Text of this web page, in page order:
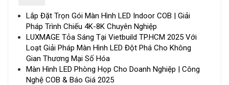
Lắp Đặt Trọn Gói Màn Hình LED Indoor COB | Giải
Pháp Trình Chiếu 4K-8K Chuyên Nghiệp
LUXMAGE Tỏa Sáng Tại Vietbuild TP.HCM 2025 Với
Loạt Giải Pháp Màn Hình LED Đột Phá Cho Không
Gian Thương Mại Số Hóa
Màn Hình LED Phòng Họp Cho Doanh Nghiệp | Công
Nghệ COB & Báo Giá 2025